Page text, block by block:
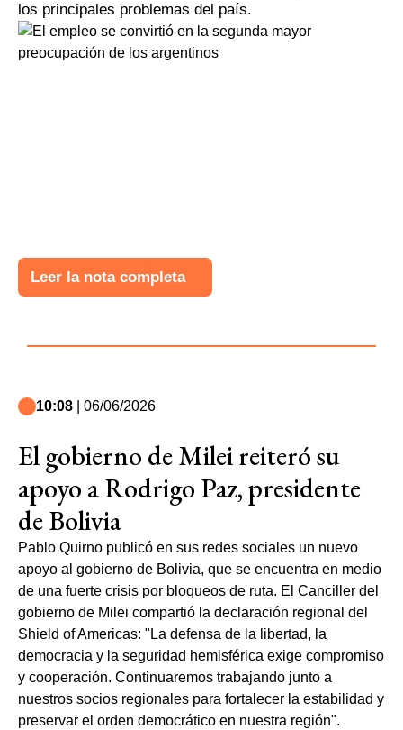
los principales problemas del país.
Leer la nota completa
10:08 | 06/06/2026
El gobierno de Milei reiteró su
apoyo a Rodrigo Paz, presidente
de Bolivia
Pablo Quirno publicó en sus redes sociales un nuevo
apoyo al gobierno de Bolivia, que se encuentra en medio
de una fuerte crisis por bloqueos de ruta. El Canciller del
gobierno de Milei compartió la declaración regional del
Shield of Americas: "La defensa de la libertad, la
democracia y la seguridad hemisférica exige compromiso
y cooperación. Continuaremos trabajando junto a
nuestros socios regionales para fortalecer la estabilidad y
preservar el orden democrático en nuestra región".